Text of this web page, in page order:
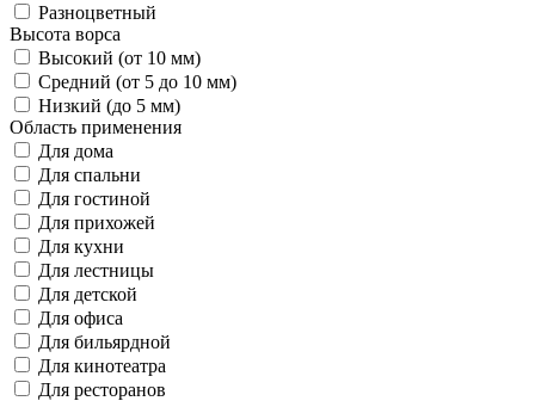
Разноцветный
Высота ворса
Высокий (от 10 мм)
Средний (от 5 до 10 мм)
Низкий (до 5 мм)
Область применения
Для дома
Для спальни
Для гостиной
Для прихожей
Для кухни
Для лестницы
Для детской
Для офиса
Для бильярдной
Для кинотеатра
Для ресторанов